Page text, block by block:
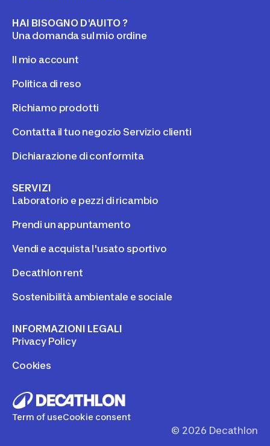
HAI BISOGNO D'AUITO ?
Una domanda sul mio ordine
Il mio account
Politica di reso
Richiamo prodotti
Contatta il tuo negozio Servizio clienti
Dichiarazione di conformita
SERVIZI
Laboratorio e pezzi di ricambio
Prendi un appuntamento
Vendi e acquista l'usato sportivo
Decathlon rent
Sostenibilità ambientale e sociale
INFORMAZIONI LEGALI
Privacy Policy
Cookies
Term of useCookie consent
© 2026 Decathlon